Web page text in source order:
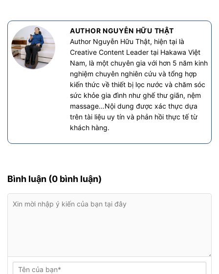
AUTHOR NGUYỄN HỮU THẬT
Author Nguyễn Hữu Thật, hiện tại là
Creative Content Leader tại Hakawa Việt
Nam, là một chuyên gia với hơn 5 năm kinh
nghiệm chuyên nghiên cứu và tổng hợp
kiến thức về thiết bị lọc nước và chăm sóc
sức khỏe gia đình như ghế thư giãn, nệm
massage…Nội dung được xác thực dựa
trên tài liệu uy tín và phản hồi thực tế từ
khách hàng.
Bình luận (0 bình luận)